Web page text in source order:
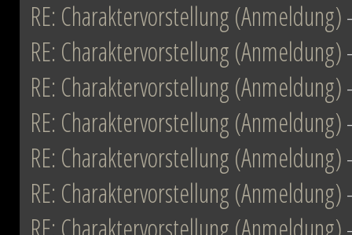
RE: Charaktervorstellung (Anmeldung)
RE: Charaktervorstellung (Anmeldung)
RE: Charaktervorstellung (Anmeldung)
RE: Charaktervorstellung (Anmeldung)
RE: Charaktervorstellung (Anmeldung)
RE: Charaktervorstellung (Anmeldung)